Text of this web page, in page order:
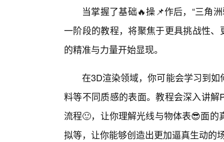
当掌握了基础🔥操📌作后，“三角
一阶段的教程，将聚焦于更具挑战性
的精准与力量开始显现。
在3D渲染领域，你可能会学习到
料等不同质感的表面。教程会深入讲
流程🙂，让你理解光线与物体表😎面
拟等，让你能够创造出更加逼真生动的